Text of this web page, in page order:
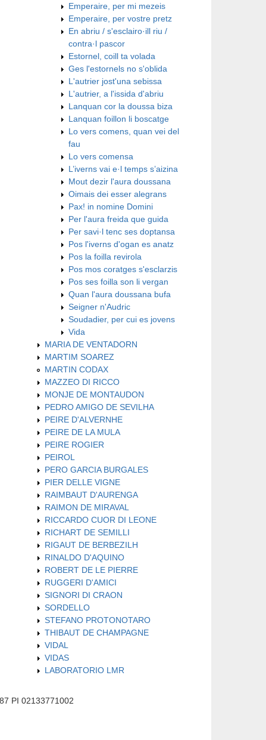
Emperaire, per mi mezeis
Emperaire, per vostre pretz
En abriu / s'esclairo·ill riu /
contra·l pascor
Estornel, coill ta volada
Ges l'estornels no s'oblida
L'autrier jost'una sebissa
L'autrier, a l'issida d'abriu
Lanquan cor la doussa biza
Lanquan foillon li boscatge
Lo vers comens, quan vei del
fau
Lo vers comensa
L’iverns vai e·l temps s’aizina
Mout dezir l'aura doussana
Oimais dei esser alegrans
Pax! in nomine Domini
Per l'aura freida que guida
Per savi·l tenc ses doptansa
Pos l'iverns d'ogan es anatz
Pos la foilla revirola
Pos mos coratges s'esclarzis
Pos ses foilla son li vergan
Quan l'aura doussana bufa
Seigner n'Audric
Soudadier, per cui es jovens
Vida
MARIA DE VENTADORN
MARTIM SOAREZ
MARTIN CODAX
MAZZEO DI RICCO
MONJE DE MONTAUDON
PEDRO AMIGO DE SEVILHA
PEIRE D'ALVERNHE
PEIRE DE LA MULA
PEIRE ROGIER
PEIROL
PERO GARCIA BURGALES
PIER DELLE VIGNE
RAIMBAUT D'AURENGA
RAIMON DE MIRAVAL
RICCARDO CUOR DI LEONE
RICHART DE SEMILLI
RIGAUT DE BERBEZILH
RINALDO D'AQUINO
ROBERT DE LE PIERRE
RUGGERI D'AMICI
SIGNORI DI CRAON
SORDELLO
STEFANO PROTONOTARO
THIBAUT DE CHAMPAGNE
VIDAL
VIDAS
LABORATORIO LMR
PI 02133771002